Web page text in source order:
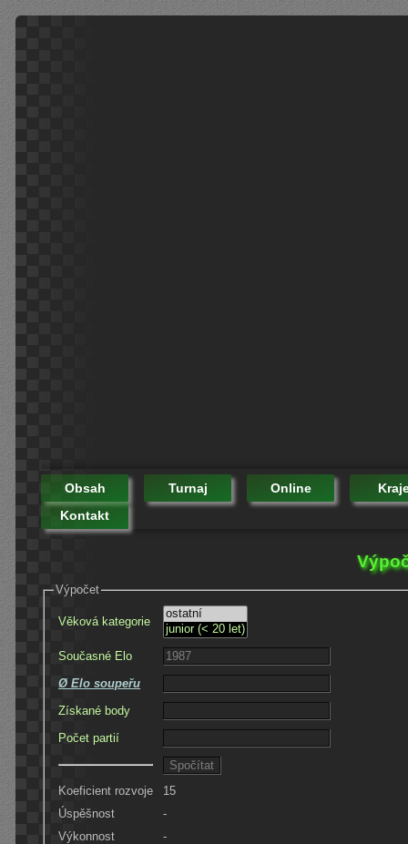
Obsah Turnaj Online
Kontakt
Výpočet
Věková kategorie
Současné Elo
Ø Elo soupeřu
Získané body
Počet partií
Koeficient rozvoje
15
Úspěšnost
-
Výkonnost
-